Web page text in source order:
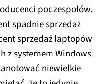
podzespołów.
spadnie sprzedaż
sprzedaż laptopów
z systemem Windows.
niewielkie
że to jedynie